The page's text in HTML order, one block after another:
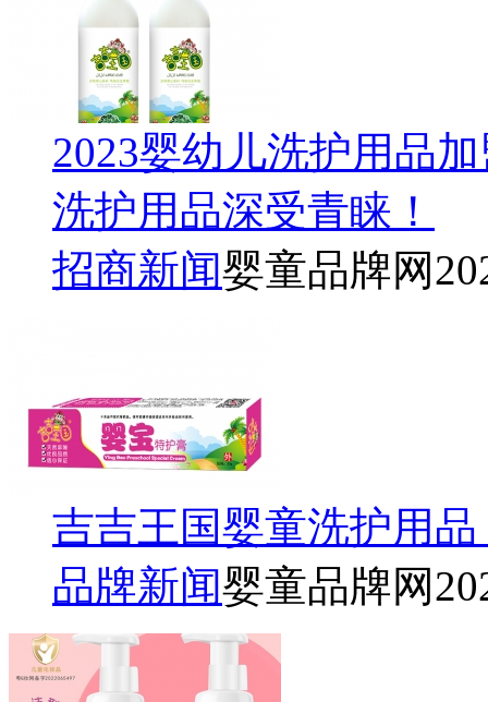
2023婴幼儿洗护用品
洗护用品深受青睐！
招商新闻婴童品牌网
吉吉王国婴童洗护用
品牌新闻婴童品牌网